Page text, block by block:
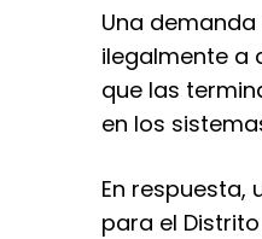
Una
ilegalmente a
que las
en los
En respuesta,
para el